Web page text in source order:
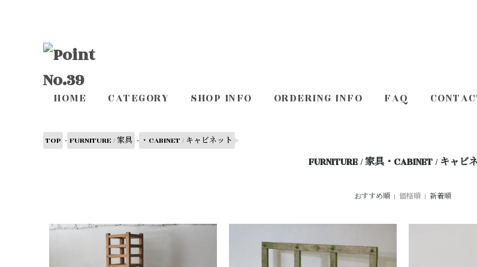
HOME CATEGORY SHOP INFO ORDERING INFO FAQ
TOP - FURNITURE / 家具 - ・CABINET / キャビネット
FURNITURE / 家具・CABINET / キャビ
おすすめ順 | 価格順 | 新着順